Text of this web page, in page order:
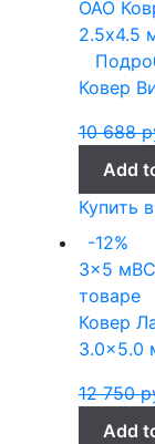
ОАО
2.5x4.5
Ковер
10 688
Add
Купить
-12%
3x5 м
товаре
Ковер
3.0×5.0
12 750
Add